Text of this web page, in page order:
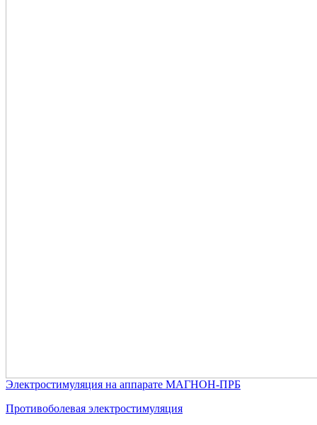
Электростимуляция на аппарате МАГНОН-ПРБ
Противоболевая электростимуляция